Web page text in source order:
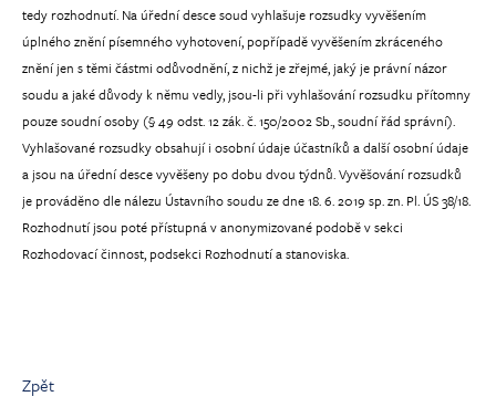
tedy rozhodnutí. Na úřední desce soud vyhlašuje rozsudky vyvěšením
úplného znění písemného vyhotovení, popřípadě vyvěšením zkráceného
znění jen s těmi částmi odůvodnění, z nichž je zřejmé, jaký je právní názor
soudu a jaké důvody k němu vedly, jsou-li při vyhlašování rozsudku přítomny
pouze soudní osoby (§ 49 odst. 12 zák. č. 150/2002 Sb., soudní řád správní).
Vyhlašované rozsudky obsahují i osobní údaje účastníků a další osobní údaje
a jsou na úřední desce vyvěšeny po dobu dvou týdnů. Vyvěšování rozsudků
je prováděno dle nálezu Ústavního soudu ze dne 18. 6. 2019 sp. zn. Pl. ÚS 38/18.
Rozhodnutí jsou poté přístupná v anonymizované podobě v sekci
Rozhodovací činnost, podsekci Rozhodnutí a stanoviska.
Zpět